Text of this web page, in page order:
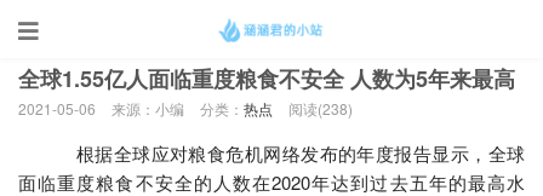
当前位置：
全球1.55亿人面临重度粮食不安全 人数为5年来最高
2021-05-06 来源：小编 分类： 热点 阅读(238)
根据全球应对粮食危机网络发布的年度报告显示，全球
面临重度粮食不安全的人数在2020年达到过去五年的最高水